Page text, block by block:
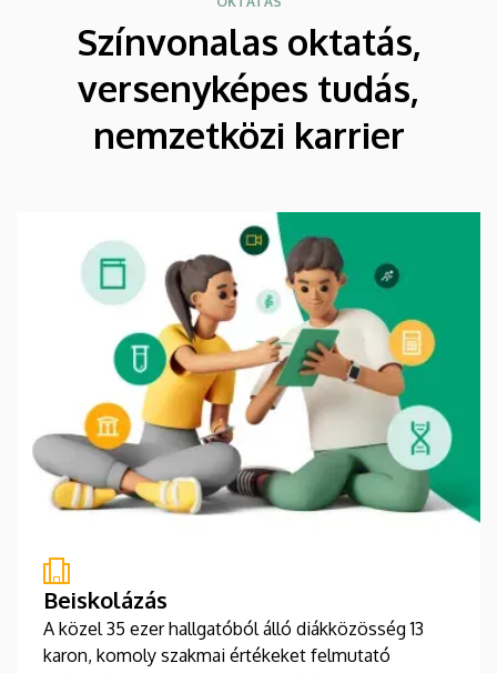
Színvonalas oktatás,
versenyképes tudás,
nemzetközi karrier
Beiskolázás
A közel 35 ezer hallgatóból álló diákközösség 13
karon, komoly szakmai értékeket felmutató